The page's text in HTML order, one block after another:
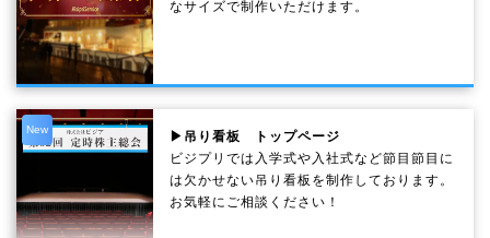
なサイズで制作いただけます。
New
▶吊り看板 トップページ
ビジプリでは入学式や入社式など節目節目に
は欠かせない吊り看板を制作しております。
お気軽にご相談ください！